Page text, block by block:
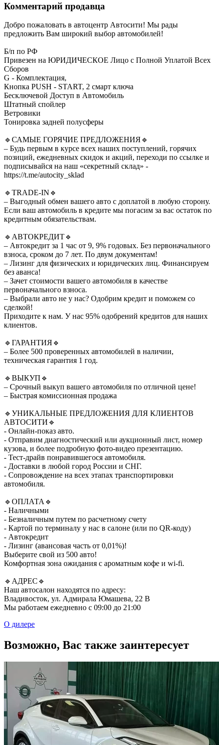
Комментарий продавца
Добро пожаловать в автоцентр Автосити! Мы рады
предложить Вам широкий выбор автомобилей!
Б/п по РФ
Привезен на ЮРИДИЧЕСКОЕ Лицо с Полной Уплатой Всех
Сборов
G - Комплектация,
Кнопка PUSH - START, 2 cмарт ключа
Бесключевой Доступ в Автомобиль
Штатный спойлер
Ветровики
Тонировка задней полусферы
🔹САМЫЕ ГОРЯЧИЕ ПРЕДЛОЖЕНИЯ🔹
– Будь первым в курсе всех наших поступлений, горячих
позиций, ежедневных скидок и акций, переходи по ссылке и
подписывайся на наш «секретный склад» -
https://t.me/autocity_sklad
🔹TRADE-IN🔹
– Выгодный обмен вашего авто с доплатой в любую сторону.
Если ваш автомобиль в кредите мы погасим за вас остаток по
кредитным обязательствам.
🔹АВТОКРЕДИТ🔹
– Автокредит за 1 час от 9, 9% годовых. Без первоначального
взноса, сроком до 7 лет. По двум документам!
– Лизинг для физических и юридических лиц. Финансируем
без аванса!
– Зачет стоимости вашего автомобиля в качестве
первоначального взноса.
– Выбрали авто не у нас? Одобрим кредит и поможем со
сделкой!
Приходите к нам. У нас 95% одобрений кредитов для наших
клиентов.
🔹ГАРАНТИЯ🔹
– Более 500 проверенных автомобилей в наличии,
техническая гарантия 1 год.
🔹ВЫКУП🔹
– Срочный выкуп вашего автомобиля по отличной цене!
– Быстрая комиссионная продажа
🔹УНИКАЛЬНЫЕ ПРЕДЛОЖЕНИЯ ДЛЯ КЛИЕНТОВ
АВТОСИТИ🔹
- Онлайн-показ авто.
- Отправим диагностический или аукционный лист, номер
кузова, и более подробную фото-видео презентацию.
- Тест-драйв понравившегося автомобиля.
- Доставки в любой город России и СНГ.
- Сопровождение на всех этапах транспортировки
автомобиля.
🔹ОПЛАТА🔹
- Наличными
- Безналичным путем по расчетному счету
- Картой по терминалу у нас в салоне (или по QR-коду)
- Автокредит
- Лизинг (авансовая часть от 0,01%)!
Выберите свой из 500 авто!
Комфортная зона ожидания с ароматным кофе и wi-fi.
🔹АДРЕС🔹
Наш автосалон находятся по адресу:
Владивосток, ул. Адмирала Юмашева, 22 В
Мы работаем ежедневно с 09:00 до 21:00
О дилере
Возможно, Вас также заинтересует